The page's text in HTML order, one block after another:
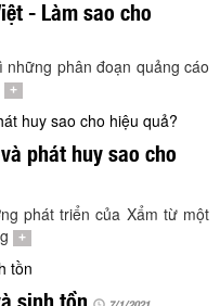
- Làm sao cho
phân đoạn quảng cáo
+
phát huy sao cho
phát triển của Xẩm từ một
+
sinh tồn